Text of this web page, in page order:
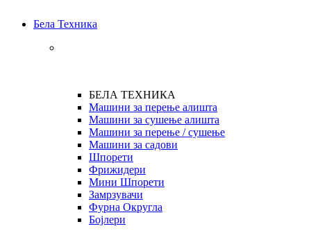
Бела Техника
БЕЛА ТЕХНИКА
Машини за перење алишта
Машини за сушење алишта
Машини за перење / сушење
Машини за садови
Шпорети
Фрижидери
Мини Шпорети
Замрзувачи
Фурна Округла
Бојлери